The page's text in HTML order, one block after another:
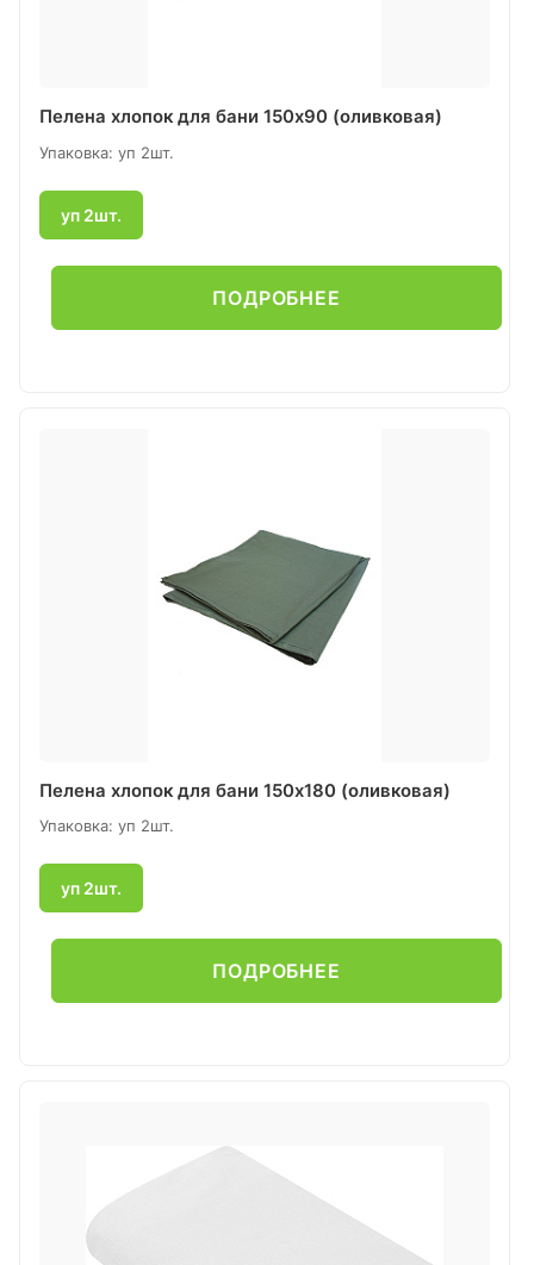
Пелена хлопок для бани 150х90 (оливковая)
Упаковка: уп 2шт.
уп 2шт.
ПОДРОБНЕЕ
Пелена хлопок для бани 150х180 (оливковая)
Упаковка: уп 2шт.
уп 2шт.
ПОДРОБНЕЕ